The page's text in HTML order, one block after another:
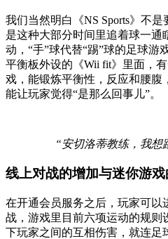
我们当然明白《NS Sports》不
是这种大部分时间里追着球一通
动，“手”球代替“踢”球的足球游
平衡板外设的《Wii fit》里面，
戏，能锻炼平衡性，反应和腰腹
能让玩家觉得“是那么回事儿”。
“安切洛蒂教练，我想
线上对战的增加与迷你游
在开通会员服务之后，玩家可以
战，游戏里目前六项运动的规则
下玩家之间的互相伤害，就连足